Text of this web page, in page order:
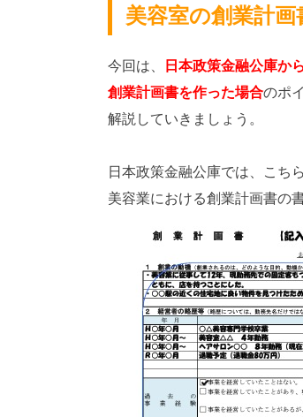
美容室の創業計
今回は、
日本政策金融公庫か
創業計画書を作った場合のポ
解説していきましょう。
日本政策金融公庫では、こち
美容業における創業計画書の